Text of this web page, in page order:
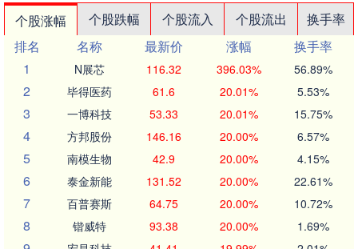
个股涨幅 个股跌幅 个股流入 个股流出
换手率
排名
名称 最新价 涨幅
换手率
1
N展芯 116.32 396.03% 56.89%
2 毕得医药 61.6 20.01% 5.53%
3 一博科技 53.33 20.01% 15.75%
4 方邦股份 146.16 20.00% 6.57%
5 南模生物 42.9 20.00% 4.15%
6 泰金新能 131.52 20.00% 22.61%
7 百普赛斯 64.75 20.00% 10.72%
8 锴威特 93.38 20.00% 1.69%